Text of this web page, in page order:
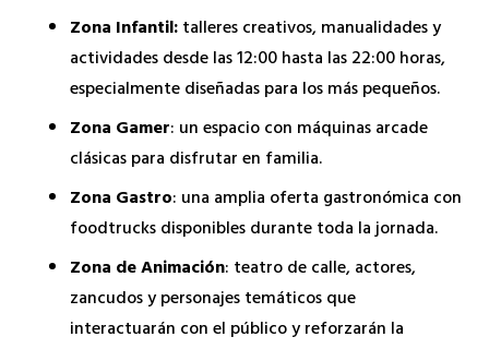
Zona Infantil:talleres creativos, manualidades y
actividades desde las 12:00 hasta las 22:00 horas,
especialmente diseñadas para los más pequeños.
Zona Gamer: un espacio con máquinas arcade
clásicas para disfrutar en familia.
Zona Gastro: una amplia oferta gastronómica con
foodtrucks disponibles durante toda la jornada.
Zona de Animación: teatro de calle, actores,
zancudos y personajes temáticos que
interactuarán con el público y reforzarán la